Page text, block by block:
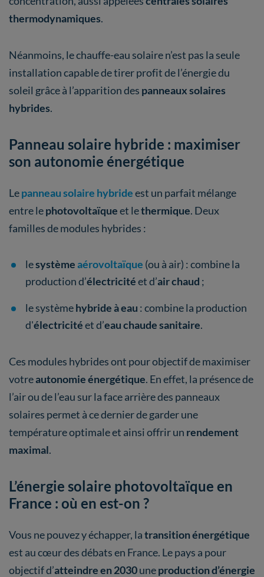
thermodynamiques.
Néanmoins, le chauffe-eau solaire n’est pas la seule
installation capable de tirer profit de l’énergie du
soleil grâce à l’apparition des panneaux solaires
hybrides.
Panneau solaire hybride : maximiser
son autonomie énergétique
Lepanneau solaire hybrideest un parfait mélange
entre lephotovoltaïqueet lethermique. Deux
familles de modules hybrides :
lesystèmeaérovoltaïque (ou à air) : combine la
production d’électricitéet d’air chaud ;
le systèmehybride à eau : combine la production
d'électricitéet d’eau chaude sanitaire.
Ces modules hybrides ont pour objectif de maximiser
votreautonomie énergétique. En effet, la présence de
l’air ou de l’eau sur la face arrière des panneaux
solaires permet à ce dernier de garder une
température optimale et ainsi offrir un rendement
maximal.
L’énergie solaire photovoltaïque en
France : où en est-on ?
Vous ne pouvez y échapper, latransition énergétique
est au cœur des débats en France. Le pays a pour
objectif d’atteindre en 2030uneproduction d’énergie